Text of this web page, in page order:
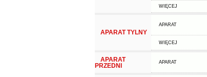
WIĘCEJ
APARAT TYLNY
APARAT
WIĘCEJ
APARAT
PRZEDNI
APARAT